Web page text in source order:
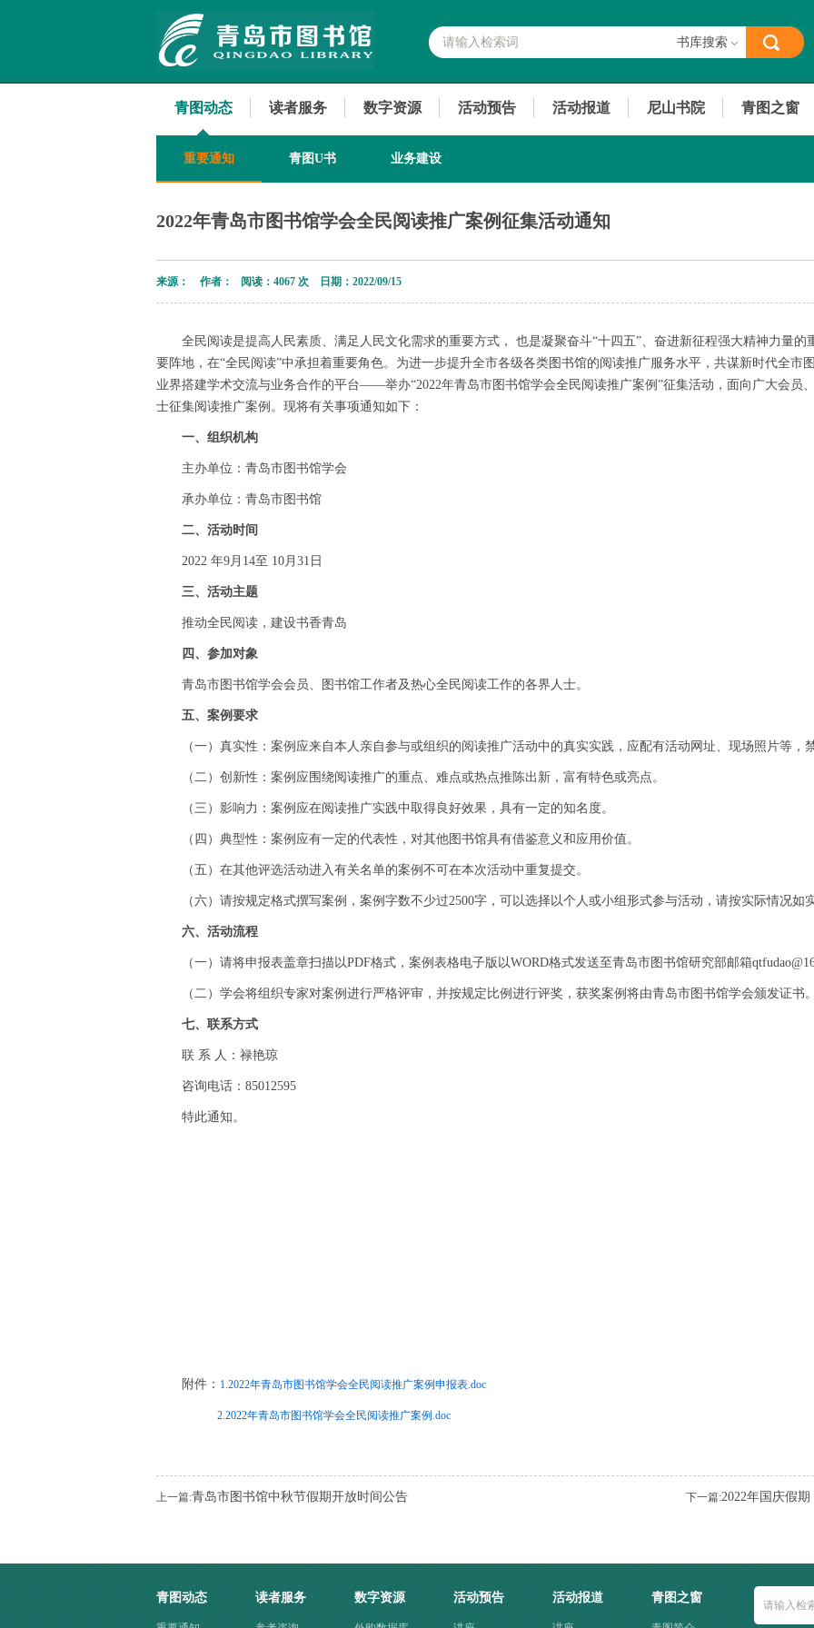
书库搜索
青图动态 读者服务 数字资源 活动预告 活动报道 尼山书院 青图之窗
重要通知 青图U书 业务建设
2022年青岛市图书馆学会全民阅读推广案例征集活动通知
来源： 作者： 阅读： 4067 次 日期：2022/09/15
全民阅读是提高人民素质、满足人民文化需求的重要方式， 也是凝聚奋斗“十四五”、奋进新征程强大精神力量的
要阵地，在“全民阅读”中承担着重要角色。为进一步提升全市各级各类图书馆的阅读推广服务水平，共谋新时代全市
业界搭建学术交流与业务合作的平台——举办“2022年青岛市图书馆学会全民阅读推广案例”征集活动，面向广大会员
士征集阅读推广案例。现将有关事项通知如下：
一、组织机构
主办单位：青岛市图书馆学会
承办单位：青岛市图书馆
二、活动时间
2022 年9月14至 10月31日
三、活动主题
推动全民阅读，建设书香青岛
四、参加对象
青岛市图书馆学会会员、图书馆工作者及热心全民阅读工作的各界人士。
五、案例要求
（一）真实性：案例应来自本人亲自参与或组织的阅读推广活动中的真实实践，应配有活动网址、现场照片等，
（二）创新性：案例应围绕阅读推广的重点、难点或热点推陈出新，富有特色或亮点。
（三）影响力：案例应在阅读推广实践中取得良好效果，具有一定的知名度。
（四）典型性：案例应有一定的代表性，对其他图书馆具有借鉴意义和应用价值。
（五）在其他评选活动进入有关名单的案例不可在本次活动中重复提交。
（六）请按规定格式撰写案例，案例字数不少过2500字，可以选择以个人或小组形式参与活动，请按实际情况如
六、活动流程
（一）请将申报表盖章扫描以PDF格式，案例表格电子版以WORD格式发送至青岛市图书馆研究部邮箱
（二）学会将组织专家对案例进行严格评审，并按规定比例进行评奖，获奖案例将由青岛市图书馆学会颁发证书。
七、联系方式
联 系 人：禄艳琼
咨询电话：85012595
特此通知。
附件： 1.2022年青岛市图书馆学会全民阅读推广案例申报表.doc
2.2022年青岛市图书馆学会全民阅读推广案例.doc
下一篇:2022年国庆假
上一篇:青岛市图书馆中秋节假期开放时间公告
青图动态 读者服务 数字资源 活动预告 活动报道 青图之窗